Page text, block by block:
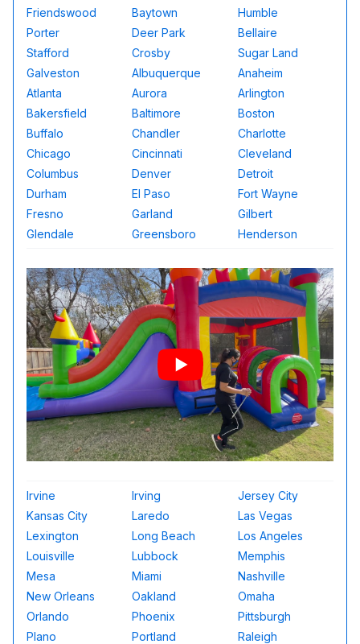
Friendswood
Baytown
Humble
Porter
Deer Park
Bellaire
Stafford
Crosby
Sugar Land
Galveston
Albuquerque
Anaheim
Atlanta
Aurora
Arlington
Bakersfield
Baltimore
Boston
Buffalo
Chandler
Charlotte
Chicago
Cincinnati
Cleveland
Columbus
Denver
Detroit
Durham
El Paso
Fort Wayne
Fresno
Garland
Gilbert
Glendale
Greensboro Henderson
Irvine Irving
Jersey City
Kansas City
Laredo
Las Vegas
Lexington
Long Beach
Los Angeles
Louisville
Lubbock
Memphis
Mesa
Miami
Nashville
New Orleans
Oakland
Omaha
Orlando
Phoenix
Pittsburgh
Plano
Portland Raleigh